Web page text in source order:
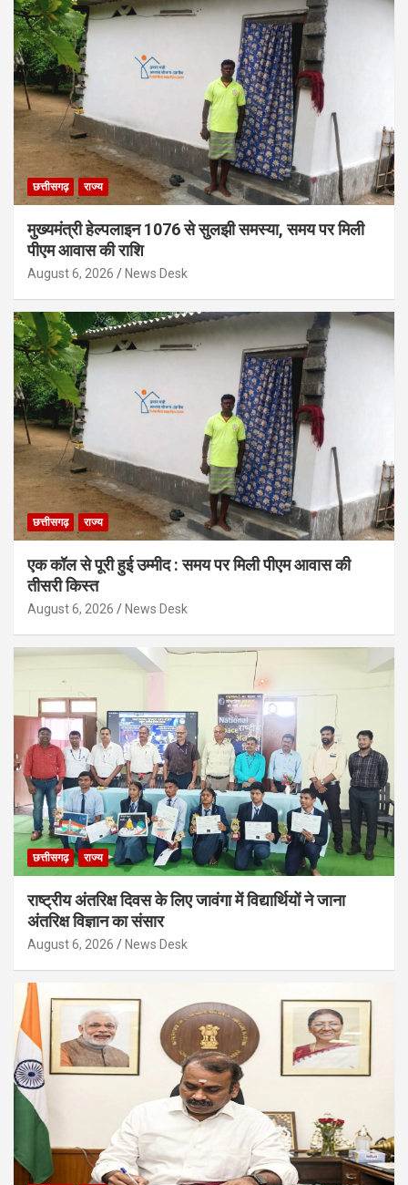
छत्तीसगढ़ राज्य
मुख्यमंत्री हेल्पलाइन 1076 से सुलझी समस्या, समय पर मिली
पीएम आवास की राशि
August 6, 2026 News Desk
छत्तीसगढ़ राज्य
एक कॉल से पूरी हुई उम्मीद : समय पर मिली पीएम आवास की
तीसरी किस्त
August 6, 2026 News Desk
छत्तीसगढ़ राज्य
राष्ट्रीय अंतरिक्ष दिवस के लिए जावंगा में विद्यार्थियों ने जाना
अंतरिक्ष विज्ञान का संसार
August 6, 2026 News Desk